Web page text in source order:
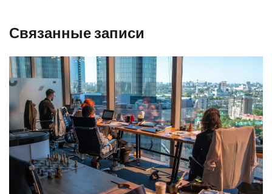
Связанные записи